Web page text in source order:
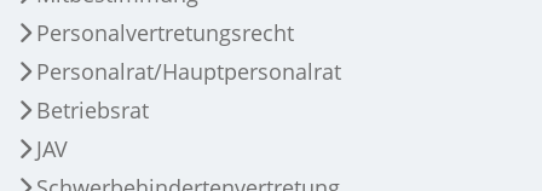
Personalvertretungsrecht
Personalrat/Hauptpersonalrat
Betriebsrat
JAV